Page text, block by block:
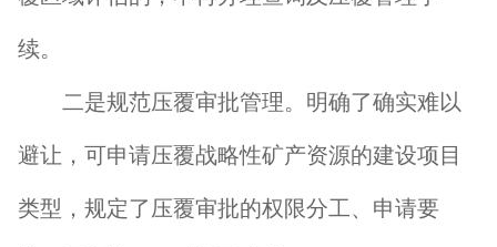
续。
二是规范压覆审批管理。明确了确实难以
避让，可申请压覆战略性矿产资源的建设项目
类型，规定了压覆审批的权限分工、申请要